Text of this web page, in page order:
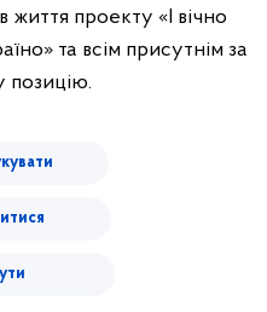
життя проекту «І вічно
та всім присутнім за
позицію.